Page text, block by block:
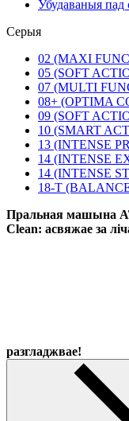
Убудаваныя пад
Серыя
02 (MAXI
05 (SOFT
07 (MULTI
08+ (OPTIMA
09 (SOFT
10 (SMART
13 (INTENSE
14 (INTENSE
14 (INTENSE
18-T
Пральная машына
Clean: асвяжае за
разгладжвае!